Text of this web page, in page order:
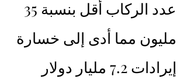
مليون مما أدى إلى خسارة
إيرادات 7.2 مليار دولار